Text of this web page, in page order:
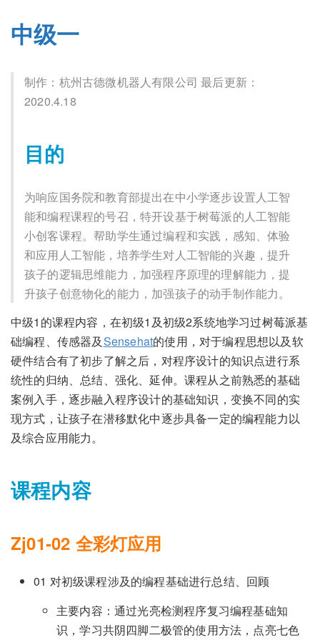
中级一
制作：杭州古德微机器人有限公司 最后更新：
2020.4.18
目的
为响应国务院和教育部提出在中小学逐步设置人工智
能和编程课程的号召，特开设基于树莓派的人工智能
小创客课程。帮助学生通过编程和实践，感知、体验
和应用人工智能，培养学生对人工智能的兴趣，提升
孩子的逻辑思维能力，加强程序原理的理解能力，提
升孩子创意物化的能力，加强孩子的动手制作能力。
中级1的课程内容，在初级1及初级2系统地学习过树莓派基
础编程、传感器及Sensehat的使用，对于编程思想以及软
硬件结合有了初步了解之后，对程序设计的知识点进行系
统性的归纳、总结、强化、延伸。课程从之前熟悉的基础
案例入手，逐步融入程序设计的基础知识，变换不同的实
现方式，让孩子在潜移默化中逐步具备一定的编程能力以
及综合应用能力。
课程内容
Zj01-02 全彩灯应用
01 对初级课程涉及的编程基础进行总结、回顾
主要内容：通过光亮检测程序复习编程基础知
识，学习共阴四脚二极管的使用方法，点亮七色